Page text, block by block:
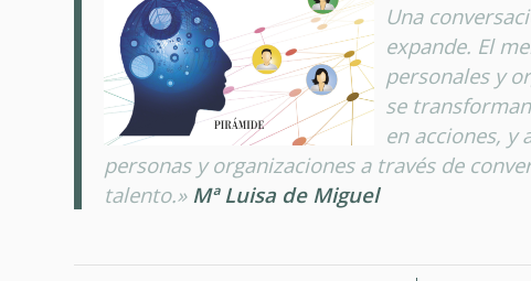
Una
expande. El
personales y
se
en acciones, y
personas y organizaciones a través de
talento.» Mª Luisa de Miguel